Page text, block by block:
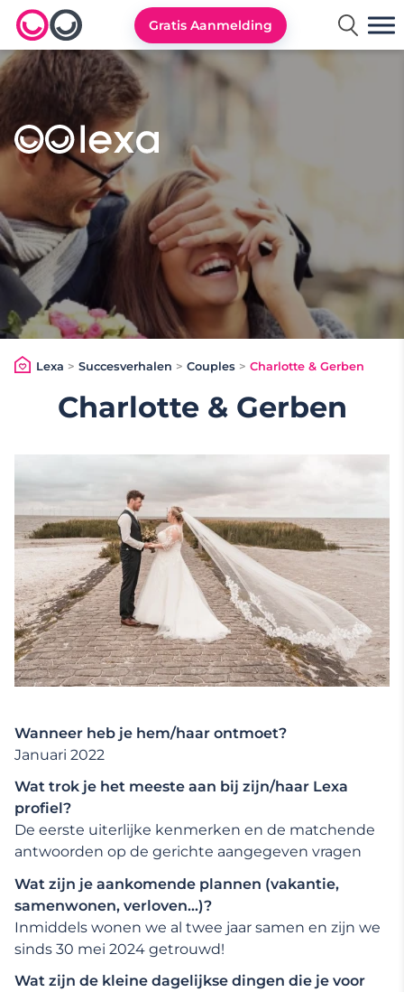
Lexa logo
Gratis Aanmelding
Lexa > Succesverhalen > Couples > Charlotte & Gerben
Charlotte & Gerben
Wanneer heb je hem/haar ontmoet?
Januari 2022
Wat trok je het meeste aan bij zijn/haar Lexa
profiel?
De eerste uiterlijke kenmerken en de matchende
antwoorden op de gerichte aangegeven vragen
Wat zijn je aankomende plannen (vakantie,
samenwonen, verloven…)?
Inmiddels wonen we al twee jaar samen en zijn we
sinds 30 mei 2024 getrouwd!
Wat zijn de kleine dagelijkse dingen die je voor